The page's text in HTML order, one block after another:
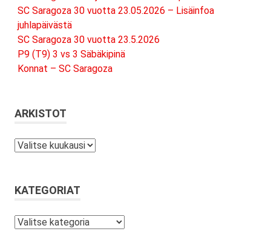
SC Saragoza 30 vuotta 23.05.2026 – Lisäinfoa
juhlapäivästä
SC Saragoza 30 vuotta 23.5.2026
P9 (T9) 3 vs 3 Säbäkipinä
Konnat – SC Saragoza
ARKISTOT
Arkistot
KATEGORIAT
Kategoriat